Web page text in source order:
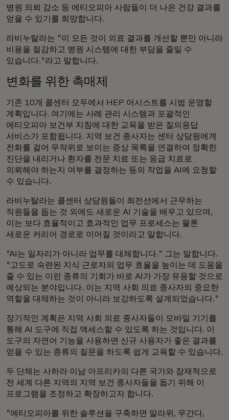
병원 의뢰 감소 등 에티오피아 사람들이 더 나은 건강 결과를
얻을 수 있기를 희망합니다.
라비누탈라는 "이 모든 것이 의료 결과를 개선할 뿐만 아니라
비용을 절감하고 병원 시스템에 대한 부담을 줄일 수
있습니다."라고 말합니다.
변화를 위한 촉매제
기존 10개 콜센터 모두에서 HEP 어시스트를 시범 운영할
계획입니다. 여기에는 사례 관리 시스템과 포괄적인
에티오피아 보건부 지침에 대한 교육을 받은 질의응답
서비스가 포함됩니다. 지역 보건 종사자는 센터 상담원에게
전화를 걸어 무작위로 보이는 증상 목록을 연결하여 정확한
진단을 내리거나 환자를 전문 치료 또는 응급 치료로
의뢰해야 하는지 여부를 결정하는 등의 작업을 AI에 요청할
수 있습니다.
라비누탈라는 콜센터 상담원들이 최전선에서 근무하는
직원들을 돕는 것 외에도 새로운 AI 기술을 배우고 있으며,
이는 보다 효율적이고 효과적인 업무 프로세스는 물론
새로운 커리어 경로로 이어질 것이라고 말합니다.
"AI는 일자리가 아니라 업무를 대체합니다." 그는 말합니다.
"고도로 숙련된 지식 근로자의 업무 효율을 높이는 데 도움을
줄 수 있는 이런 종류의 기회가 바로 AI가 가장 유용할 것으로
예상되는 분야입니다. 이는 지역 사회 의료 종사자의 중요한
역할을 대체하는 것이 아니라 보강하도록 설계되었습니다."
장기적인 계획은 지역 사회 의료 종사자들이 모바일 기기를
통해 AI 도구에 직접 액세스할 수 있도록 하는 것입니다. 이
도구의 자연어 기능을 사용하면 신규 사용자가 좋은 결과를
얻을 수 있는 종류의 질문을 하도록 쉽게 교육할 수 있습니다.
두 단체는 사하라 이남 아프리카의 다른 국가와 잠재적으로
전 세계 다른 지역의 지역 보건 종사자들을 돕기 위해 이
프로그램을 조정하고 확장하고자 합니다.
"에티오피아를 위한 솔루션을 구축하면 말라위, 우간다,